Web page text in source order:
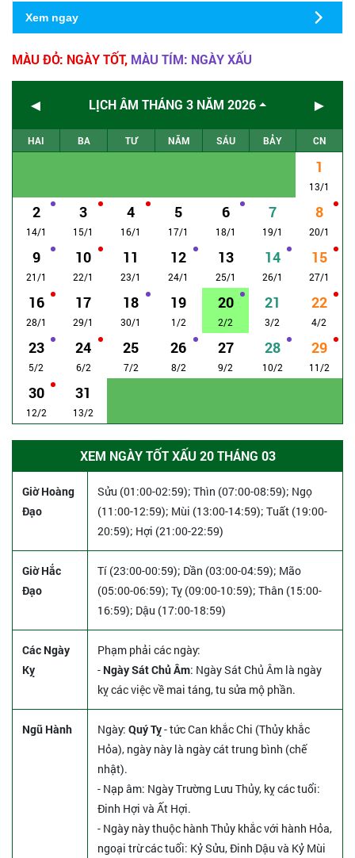
Xem ngay
MÀU ĐỎ: NGÀY TỐT, MÀU TÍM: NGÀY XẤU
◄ LỊCH ÂM THÁNG 3 NĂM 2026 ►
HAI BA TƯ NĂM SÁU BẢY CN
1
13/1
2
14/1
3
15/1
4
16/1
5
17/1
6
18/1
7
19/1
8
20/1
9
21/1
10
22/1
11
23/1
12
24/1
13
25/1
14
26/1
15
27/1
16
28/1
17
29/1
18
30/1
19
1/2
20
2/2
21
3/2
22
4/2
23
5/2
24
6/2
25
7/2
26
8/2
27
9/2
28
10/2
29
11/2
30
12/2
31
13/2
XEM NGÀY TỐT XẤU 20 THÁNG 03
Giờ Hoàng
Đạo
Sửu (01:00-02:59); Thìn (07:00-08:59); Ngọ
(11:00-12:59); Mùi (13:00-14:59); Tuất (19:00-
20:59); Hợi (21:00-22:59)
Giờ Hắc
Đạo
Tí (23:00-00:59); Dần (03:00-04:59); Mão
(05:00-06:59); Tỵ (09:00-10:59); Thân (15:00-
16:59); Dậu (17:00-18:59)
Các Ngày
Kỵ
Phạm phải các ngày:
- Ngày Sát Chủ Âm: Ngày Sát Chủ Âm là ngày
kỵ các việc về mai táng, tu sửa mộ phần.
Ngũ Hành Ngày: Quý Tỵ- tức Can khắc Chi (Thủy khắc
Hỏa), ngày này là ngày cát trung bình (chế
nhật).
- Nạp âm: Ngày Trường Lưu Thủy, kỵ các tuổi:
Đinh Hợi và Ất Hợi.
- Ngày này thuộc hành Thủy khắc với hành Hỏa,
ngoại trừ các tuổi: Kỷ Sửu, Đinh Dậu và Kỷ Mùi